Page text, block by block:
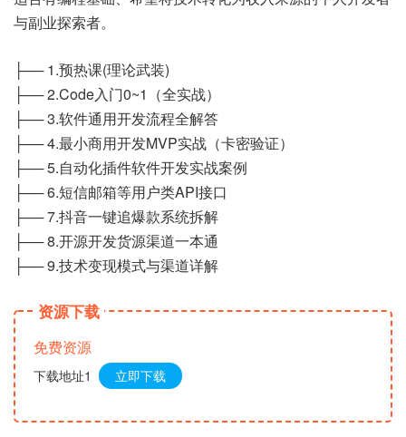
与副业探索者。
├── 1.预热课(理论武装)
├── 2.Code入门0~1（全实战）
├── 3.软件通用开发流程全解答
├── 4.最小商用开发MVP实战（卡密验证）
├── 5.自动化插件软件开发实战案例
├── 6.短信邮箱等用户类API接口
├── 7.抖音一键追爆款系统拆解
├── 8.开源开发货源渠道一本通
├── 9.技术变现模式与渠道详解
资源下载
免费资源
下载地址1 立即下载